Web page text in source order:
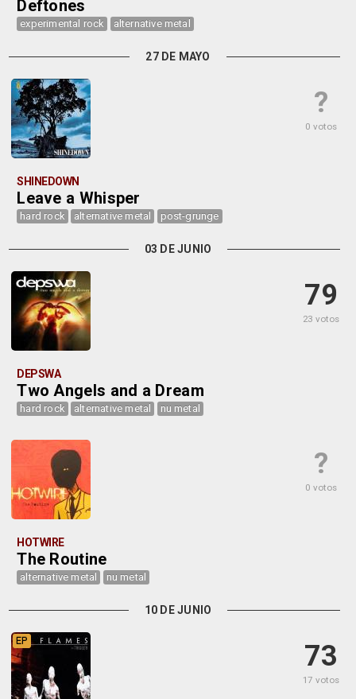
Deftones
experimental rock alternative metal
27 DE MAYO
?
0 votos
SHINEDOWN
Leave a Whisper
hard rock alternative metal post-grunge
03 DE JUNIO
79
23 votos
DEPSWA
Two Angels and a Dream
hard rock alternative metal nu metal
?
0 votos
HOTWIRE
The Routine
alternative metal nu metal
10 DE JUNIO
73
17 votos
EP